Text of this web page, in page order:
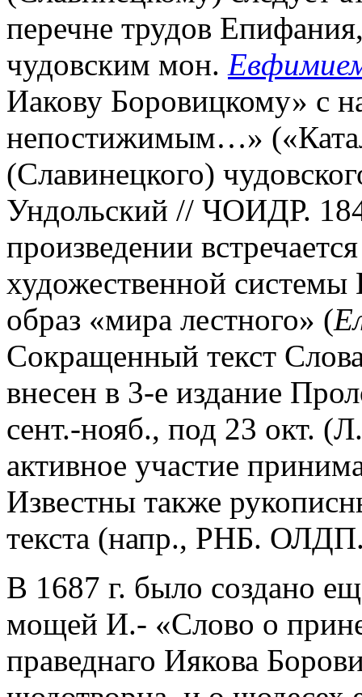
перечне трудов
чудовским мон.
Иакову Боровицкому» с
непостижимым…»
(Славинецкого)
Ундольский // ЧОИДР.
произведении
художественной
образ «мира лестного» (
Сокращенный текст
внесен в 3-е издание
сент.-нояб., под 23 окт.
активное участие
Известны также
текста (напр., РНБ.
В 1687 г. было создано
мощей И.- «Слово о
праведнаго Иякова